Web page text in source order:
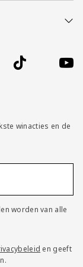
TikTok
winacties en de
worden van alle
en geeft